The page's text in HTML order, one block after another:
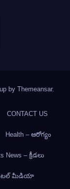
by Themeansar.
CONTACT US
Health – ఆరోగ్యం
News – క్రీడలు
మీడియా